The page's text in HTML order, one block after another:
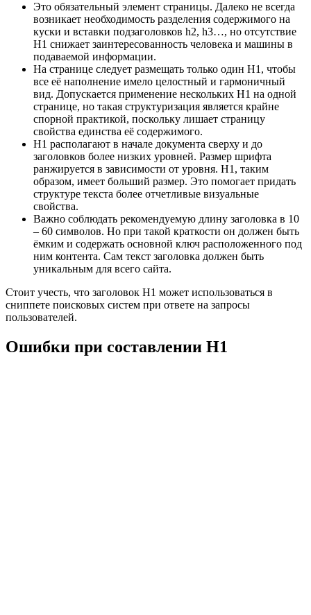
Это обязательный элемент страницы. Далеко не всегда
возникает необходимость разделения содержимого на
куски и вставки подзаголовков h2, h3…, но отсутствие
H1 снижает заинтересованность человека и машины в
подаваемой информации.
На странице следует размещать только один H1, чтобы
все её наполнение имело целостный и гармоничный
вид. Допускается применение нескольких H1 на одной
странице, но такая структуризация является крайне
спорной практикой, поскольку лишает страницу
свойства единства её содержимого.
H1 располагают в начале документа сверху и до
заголовков более низких уровней. Размер шрифта
ранжируется в зависимости от уровня. H1, таким
образом, имеет больший размер. Это помогает придать
структуре текста более отчетливые визуальные
свойства.
Важно соблюдать рекомендуемую длину заголовка в 10
– 60 символов. Но при такой краткости он должен быть
ёмким и содержать основной ключ расположенного под
ним контента. Сам текст заголовка должен быть
уникальным для всего сайта.
Стоит учесть, что заголовок H1 может использоваться в
сниппете поисковых систем при ответе на запросы
пользователей.
Ошибки при составлении H1